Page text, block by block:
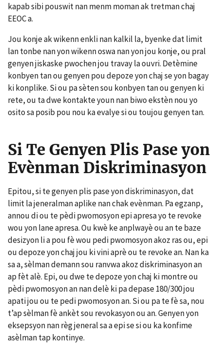
kapab sibi pouswit nan menm moman ak tretman chaj
EEOC a.
Jou konje ak wikenn enkli nan kalkil la, byenke dat limit
lan tonbe nan yon wikenn oswa nan yon jou konje, ou pral
genyen jiskaske pwochen jou travay la ouvri. Detèmine
konbyen tan ou genyen pou depoze yon chaj se yon bagay
ki konplike. Si ou pa sèten sou konbyen tan ou genyen ki
rete, ou ta dwe kontakte youn nan biwo ekstèn nou yo
osito sa posib pou nou ka evalye si ou toujou genyen tan.
Si Te Genyen Plis Pase yon
Evènman Diskriminasyon
Epitou, si te genyen plis pase yon diskriminasyon, dat
limit la jeneralman aplike nan chak evènman. Pa egzanp,
annou di ou te pèdi pwomosyon epi apresa yo te revoke
wou yon lane apresa. Ou kwè ke anplwayè ou an te baze
desizyon li a pou fè wou pedi pwomosyon akoz ras ou, epi
ou depoze yon chaj jou ki vini aprè ou te revoke an. Nan ka
sa a, sèlman demann sou ranvwa akoz diskriminasyon an
ap fèt alè. Epi, ou dwe te depoze yon chaj ki montre ou
pèdi pwomosyon an nan delè ki pa depase 180/300 jou
apati jou ou te pedi pwomosyon an. Si ou pa te fè sa, nou
t’ap sèlman fè ankèt sou revokasyon ou an. Genyen yon
eksepsyon nan règ jeneral sa a epi se si ou ka konfime
asèlman tap kontinye.